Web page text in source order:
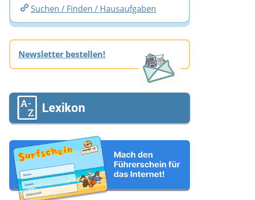
Suchen /​​ Finden /​​ Hausaufgaben
Newsletter bestellen!
Lexikon